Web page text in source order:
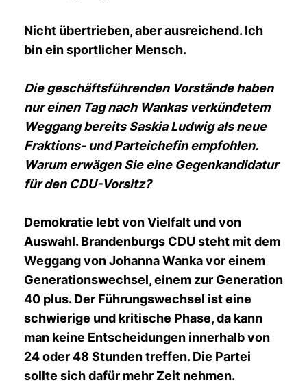
Nicht übertrieben, aber ausreichend. Ich
bin ein sportlicher Mensch.
Die geschäftsführenden Vorstände haben
nur einen Tag nach Wankas verkündetem
Weggang bereits Saskia Ludwig als neue
Fraktions- und Parteichefin empfohlen.
Warum erwägen Sie eine Gegenkandidatur
für den CDU-Vorsitz?
Demokratie lebt von Vielfalt und von
Auswahl. Brandenburgs CDU steht mit dem
Weggang von Johanna Wanka vor einem
Generationswechsel, einem zur Generation
40 plus. Der Führungswechsel ist eine
schwierige und kritische Phase, da kann
man keine Entscheidungen innerhalb von
24 oder 48 Stunden treffen. Die Partei
sollte sich dafür mehr Zeit nehmen.